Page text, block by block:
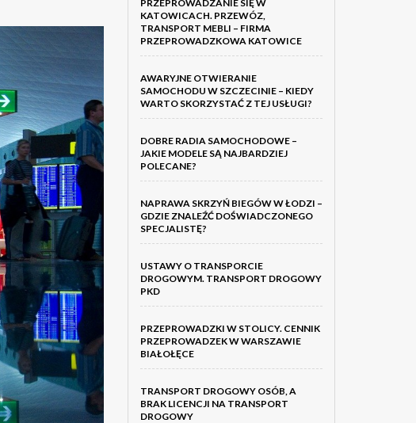
PRZEPROWADZANIE SIĘ W
KATOWICACH. PRZEWÓZ,
TRANSPORT MEBLI – FIRMA
PRZEPROWADZKOWA KATOWICE
AWARYJNE OTWIERANIE
SAMOCHODU W SZCZECINIE – KIEDY
WARTO SKORZYSTAĆ Z TEJ USŁUGI?
DOBRE RADIA SAMOCHODOWE –
JAKIE MODELE SĄ NAJBARDZIEJ
POLECANE?
NAPRAWA SKRZYŃ BIEGÓW W ŁODZI –
GDZIE ZNALEŹĆ DOŚWIADCZONEGO
SPECJALISTĘ?
USTAWY O TRANSPORCIE
DROGOWYM. TRANSPORT DROGOWY
PKD
PRZEPROWADZKI W STOLICY. CENNIK
PRZEPROWADZEK W WARSZAWIE
BIAŁOŁĘCE
TRANSPORT DROGOWY OSÓB, A
BRAK LICENCJI NA TRANSPORT
DROGOWY